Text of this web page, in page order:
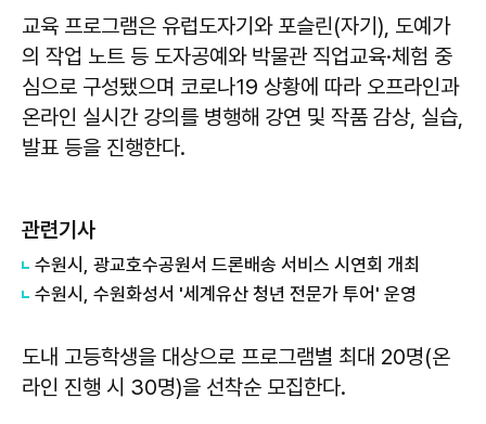
교육 프로그램은 유럽도자기와 포슬린(자기), 도예가
의 작업 노트 등 도자공예와 박물관 직업교육·체험 중
심으로 구성됐으며 코로나19 상황에 따라 오프라인과
온라인 실시간 강의를 병행해 강연 및 작품 감상, 실습,
발표 등을 진행한다.
관련기사
수원시, 광교호수공원서 드론배송 서비스 시연회 개최
수원시, 수원화성서 '세계유산 청년 전문가 투어' 운영
도내 고등학생을 대상으로 프로그램별 최대 20명(온
라인 진행 시 30명)을 선착순 모집한다.